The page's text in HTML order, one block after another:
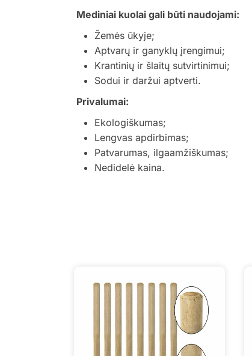
Mediniai kuolai gali būti naudojami:
Žemės ūkyje;
Aptvarų ir ganyklų įrengimui;
Krantinių ir šlaitų sutvirtinimui;
Sodui ir daržui aptverti.
Privalumai:
Ekologiškumas;
Lengvas apdirbimas;
Patvarumas, ilgaamžiškumas;
Nedidelė kaina.